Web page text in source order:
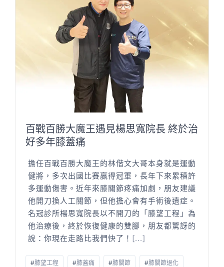
百戰百勝大魔王遇見楊思寬院長 終於治
好多年膝蓋痛
擔任百戰百勝大魔王的林偕文大哥本身就是運動
健將，多次出國比賽贏得冠軍，長年下來累積許
多運動傷害。近年來膝關節疼痛加劇，朋友建議
他開刀換人工關節，但他擔心會有手術後遺症。
名冠診所楊思寬院長以不開刀的「膝望工程」為
他治療後，終於恢復健康的雙腳，朋友都驚訝的
說：你現在走路比我們快了！ [...]
#膝望工程 #膝蓋痛 #膝關節 #膝關節退化